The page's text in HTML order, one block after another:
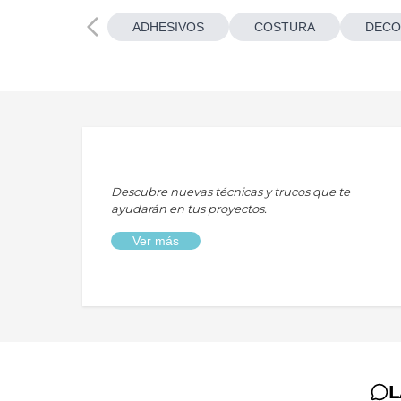
ADHESIVOS COSTURA
Descubre nuevas técnicas y trucos que te
ayudarán en tus proyectos.
Ver más